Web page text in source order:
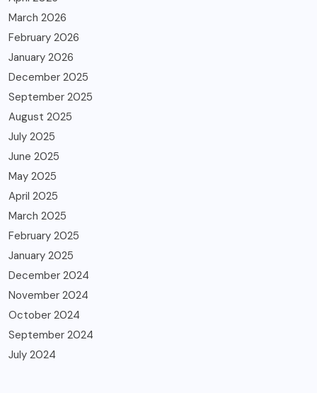
March 2026
February 2026
January 2026
December 2025
September 2025
August 2025
July 2025
June 2025
May 2025
April 2025
March 2025
February 2025
January 2025
December 2024
November 2024
October 2024
September 2024
July 2024